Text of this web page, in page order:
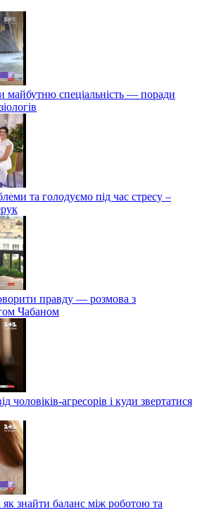
майбутню спеціальність — поради
та голодуємо під час стресу –
правду — розмова з
Чабаном
чоловіків-агресорів і куди звертатися
знайти баланс між роботою та